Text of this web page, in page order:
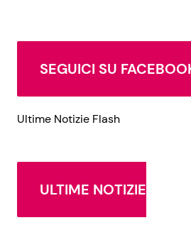
SEGUICI SU
Ultime Notizie Flash
ULTIME NOTIZIE